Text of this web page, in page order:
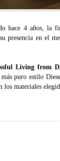
hace 4 años, la
presencia en el
Living from
puro estilo
los materiales